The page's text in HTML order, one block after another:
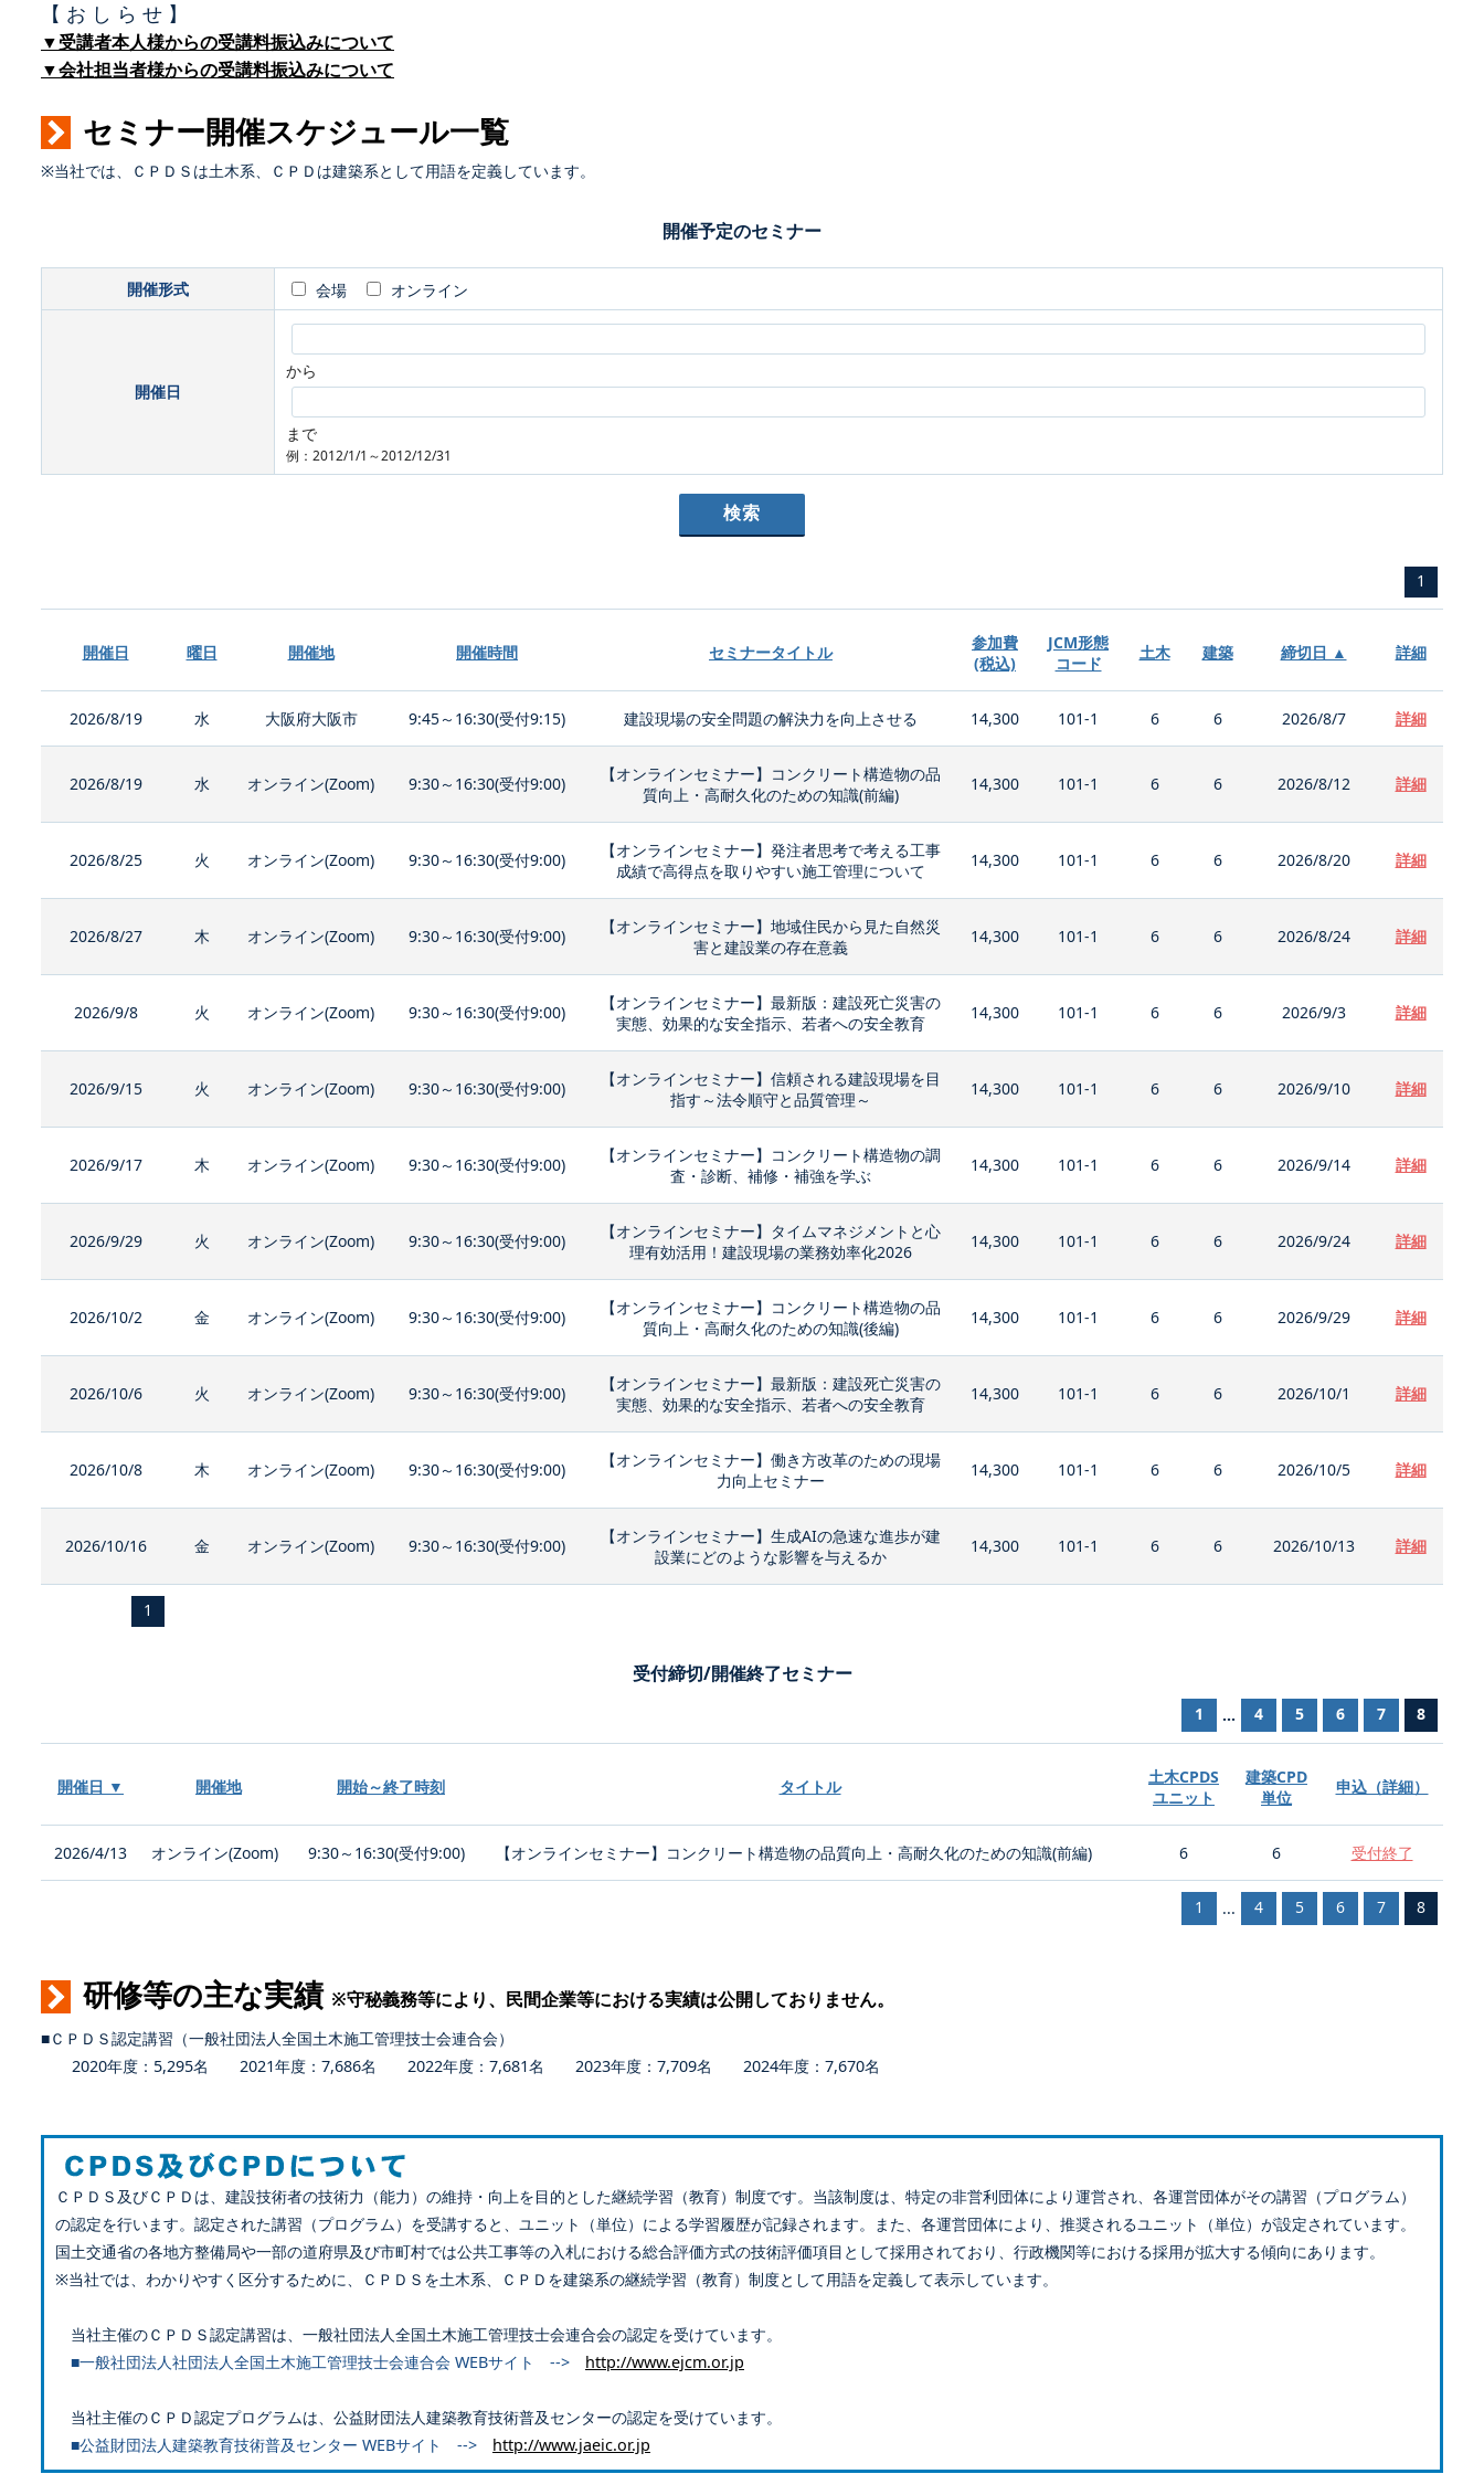
【 お し ら せ 】
▼受講者本人様からの受講料振込みについて
▼会社担当者様からの受講料振込みについて
セミナー開催スケジュール一覧
※当社では、ＣＰＤＳは土木系、ＣＰＤは建築系として用語を定義しています。
開催予定のセミナー
開催形式 会場 オンライン
開催日
から
まで
例：2012/1/1～2012/12/31
1
開催日 曜日 開催地 開催時間 セミナータイトル
参加費
(税込)
JCM形態
コード
土木 建築 締切日 ▲ 詳細
2026/8/19 水 大阪府大阪市 9:45～16:30(受付9:15) 建設現場の安全問題の解決力を向上させる 14,300 101-1 6 6 2026/8/7 詳細
2026/8/19 水 オンライン(Zoom) 9:30～16:30(受付9:00)
【オンラインセミナー】コンクリート構造物の品
質向上・高耐久化のための知識(前編)
14,300 101-1 6 6 2026/8/12 詳細
2026/8/25 火 オンライン(Zoom) 9:30～16:30(受付9:00)
【オンラインセミナー】発注者思考で考える工事
成績で高得点を取りやすい施工管理について
14,300 101-1 6 6 2026/8/20 詳細
2026/8/27 木 オンライン(Zoom) 9:30～16:30(受付9:00)
【オンラインセミナー】地域住民から見た自然災
害と建設業の存在意義
14,300 101-1 6 6 2026/8/24 詳細
2026/9/8 火 オンライン(Zoom) 9:30～16:30(受付9:00)
【オンラインセミナー】最新版：建設死亡災害の
実態、効果的な安全指示、若者への安全教育
14,300 101-1 6 6 2026/9/3 詳細
2026/9/15 火 オンライン(Zoom) 9:30～16:30(受付9:00)
【オンラインセミナー】信頼される建設現場を目
指す～法令順守と品質管理～
14,300 101-1 6 6 2026/9/10 詳細
2026/9/17 木 オンライン(Zoom) 9:30～16:30(受付9:00)
【オンラインセミナー】コンクリート構造物の調
査・診断、補修・補強を学ぶ
14,300 101-1 6 6 2026/9/14 詳細
2026/9/29 火 オンライン(Zoom) 9:30～16:30(受付9:00)
【オンラインセミナー】タイムマネジメントと心
理有効活用！建設現場の業務効率化2026
14,300 101-1 6 6 2026/9/24 詳細
2026/10/2 金 オンライン(Zoom) 9:30～16:30(受付9:00)
【オンラインセミナー】コンクリート構造物の品
質向上・高耐久化のための知識(後編)
14,300 101-1 6 6 2026/9/29 詳細
2026/10/6 火 オンライン(Zoom) 9:30～16:30(受付9:00)
【オンラインセミナー】最新版：建設死亡災害の
実態、効果的な安全指示、若者への安全教育
14,300 101-1 6 6 2026/10/1 詳細
2026/10/8 木 オンライン(Zoom) 9:30～16:30(受付9:00)
【オンラインセミナー】働き方改革のための現場
力向上セミナー
14,300 101-1 6 6 2026/10/5 詳細
2026/10/16 金 オンライン(Zoom) 9:30～16:30(受付9:00)
【オンラインセミナー】生成AIの急速な進歩が建
設業にどのような影響を与えるか
14,300 101-1 6 6 2026/10/13 詳細
1
受付締切/開催終了セミナー
1 ... 4 5 6 7 8
開催日 ▼ 開催地 開始～終了時刻 タイトル
土木CPDS
ユニット
建築CPD
単位
申込（詳細）
2026/4/13 オンライン(Zoom) 9:30～16:30(受付9:00) 【オンラインセミナー】コンクリート構造物の品質向上・高耐久化のための知識(前編) 6 6 受付終了
1 ... 4 5 6 7 8
研修等の主な実績 ※守秘義務等により、民間企業等における実績は公開しておりません。
■ＣＰＤＳ認定講習（一般社団法人全国土木施工管理技士会連合会）
2020年度：5,295名 2021年度：7,686名 2022年度：7,681名 2023年度：7,709名 2024年度：7,670名
ＣＰＤＳ及びＣＰＤは、建設技術者の技術力（能力）の維持・向上を目的とした継続学習（教育）制度です。当該制度は、特定の非営利団体により運営され、各運営団体がその講習（プログラム）
の認定を行います。認定された講習（プログラム）を受講すると、ユニット（単位）による学習履歴が記録されます。また、各運営団体により、推奨されるユニット（単位）が設定されています。
国土交通省の各地方整備局や一部の道府県及び市町村では公共工事等の入札における総合評価方式の技術評価項目として採用されており、行政機関等における採用が拡大する傾向にあります。
※当社では、わかりやすく区分するために、ＣＰＤＳを土木系、ＣＰＤを建築系の継続学習（教育）制度として用語を定義して表示しています。
当社主催のＣＰＤＳ認定講習は、一般社団法人全国土木施工管理技士会連合会の認定を受けています。
■一般社団法人社団法人全国土木施工管理技士会連合会 WEBサイト --> http://www.ejcm.or.jp
当社主催のＣＰＤ認定プログラムは、公益財団法人建築教育技術普及センターの認定を受けています。
■公益財団法人建築教育技術普及センター WEBサイト --> http://www.jaeic.or.jp